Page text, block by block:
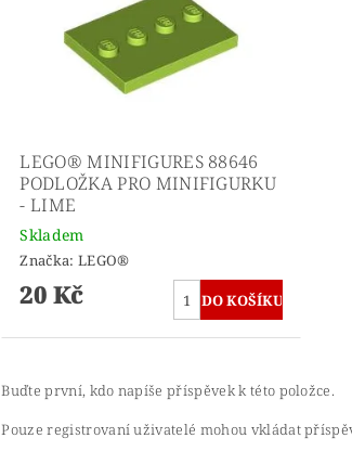
LEGO® MINIFIGURES 88646
PODLOŽKA PRO MINIFIGURKU
- LIME
Skladem
Značka: LEGO®
20 Kč
Buďte první, kdo napíše příspěvek k této položce.
Pouze registrovaní uživatelé mohou vkládat